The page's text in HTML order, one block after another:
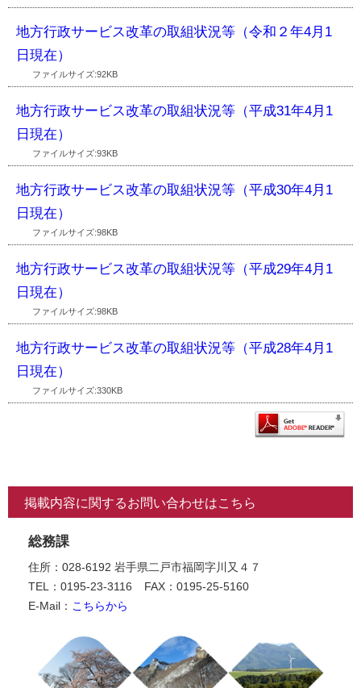
地方行政サービス改革の取組状況等（令和２年4月1
日現在）
ファイルサイズ:92KB
地方行政サービス改革の取組状況等（平成31年4月1
日現在）
ファイルサイズ:93KB
地方行政サービス改革の取組状況等（平成30年4月1
日現在）
ファイルサイズ:98KB
地方行政サービス改革の取組状況等（平成29年4月1
日現在）
ファイルサイズ:98KB
地方行政サービス改革の取組状況等（平成28年4月1
日現在）
ファイルサイズ:330KB
掲載内容に関するお問い合わせはこちら
総務課
住所：028-6192 岩手県二戸市福岡字川又４７
TEL：0195-23-3116
FAX：0195-25-5160
E-Mail： こちらから